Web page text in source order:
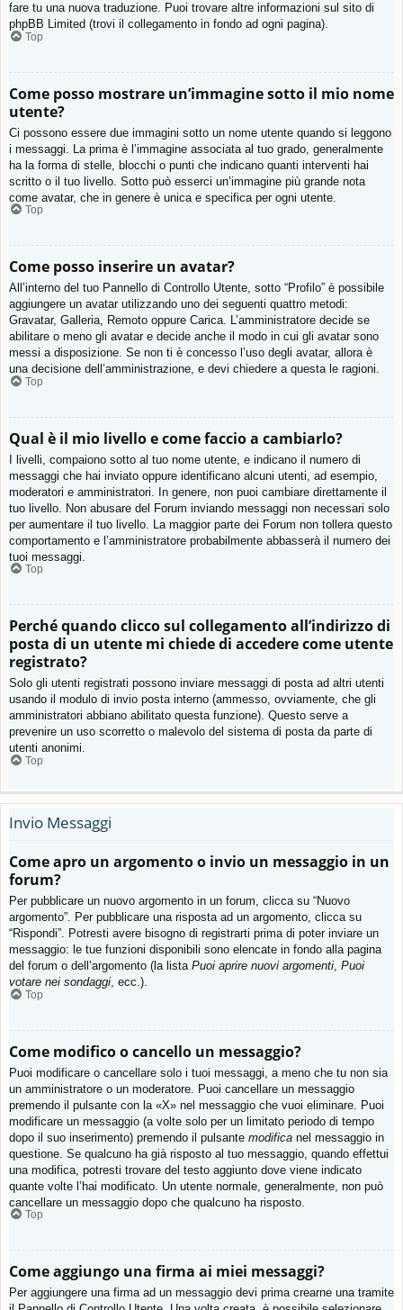
fare tu una nuova traduzione. Puoi trovare altre informazioni sul sito di
phpBB Limited (trovi il collegamento in fondo ad ogni pagina).
Top
Come posso mostrare un’immagine sotto il mio nome
utente?
Ci possono essere due immagini sotto un nome utente quando si leggono
i messaggi. La prima è l’immagine associata al tuo grado, generalmente
ha la forma di stelle, blocchi o punti che indicano quanti interventi hai
scritto o il tuo livello. Sotto può esserci un’immagine più grande nota
come avatar, che in genere è unica e specifica per ogni utente.
Top
Come posso inserire un avatar?
All’interno del tuo Pannello di Controllo Utente, sotto “Profilo” è possibile
aggiungere un avatar utilizzando uno dei seguenti quattro metodi:
Gravatar, Galleria, Remoto oppure Carica. L’amministratore decide se
abilitare o meno gli avatar e decide anche il modo in cui gli avatar sono
messi a disposizione. Se non ti è concesso l’uso degli avatar, allora è
una decisione dell’amministrazione, e devi chiedere a questa le ragioni.
Top
Qual è il mio livello e come faccio a cambiarlo?
I livelli, compaiono sotto al tuo nome utente, e indicano il numero di
messaggi che hai inviato oppure identificano alcuni utenti, ad esempio,
moderatori e amministratori. In genere, non puoi cambiare direttamente il
tuo livello. Non abusare del Forum inviando messaggi non necessari solo
per aumentare il tuo livello. La maggior parte dei Forum non tollera questo
comportamento e l’amministratore probabilmente abbasserà il numero dei
tuoi messaggi.
Top
Perché quando clicco sul collegamento all’indirizzo di
posta di un utente mi chiede di accedere come utente
registrato?
Solo gli utenti registrati possono inviare messaggi di posta ad altri utenti
usando il modulo di invio posta interno (ammesso, ovviamente, che gli
amministratori abbiano abilitato questa funzione). Questo serve a
prevenire un uso scorretto o malevolo del sistema di posta da parte di
utenti anonimi.
Top
Invio Messaggi
Come apro un argomento o invio un messaggio in un
forum?
Per pubblicare un nuovo argomento in un forum, clicca su “Nuovo
argomento”. Per pubblicare una risposta ad un argomento, clicca su
“Rispondi”. Potresti avere bisogno di registrarti prima di poter inviare un
messaggio: le tue funzioni disponibili sono elencate in fondo alla pagina
del forum o dell’argomento (la lista Puoi aprire nuovi argomenti, Puoi
votare nei sondaggi, ecc.).
Top
Come modifico o cancello un messaggio?
Puoi modificare o cancellare solo i tuoi messaggi, a meno che tu non sia
un amministratore o un moderatore. Puoi cancellare un messaggio
premendo il pulsante con la «X» nel messaggio che vuoi eliminare. Puoi
modificare un messaggio (a volte solo per un limitato periodo di tempo
dopo il suo inserimento) premendo il pulsante modifica nel messaggio in
questione. Se qualcuno ha già risposto al tuo messaggio, quando effettui
una modifica, potresti trovare del testo aggiunto dove viene indicato
quante volte l’hai modificato. Un utente normale, generalmente, non può
cancellare un messaggio dopo che qualcuno ha risposto.
Top
Come aggiungo una firma ai miei messaggi?
Per aggiungere una firma ad un messaggio devi prima crearne una tramite